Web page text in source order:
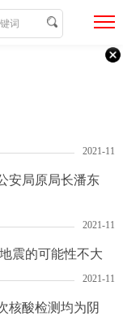
安局原局长潘东
2021-11
震的可能性不大
2021-11
核酸检测均为阴
2021-11